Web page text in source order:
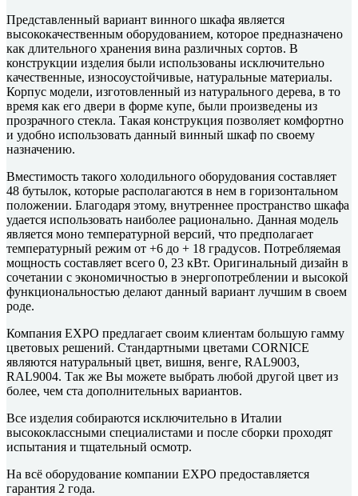
Представленный вариант винного шкафа является
высококачественным оборудованием, которое предназначено
как длительного хранения вина различных сортов. В
конструкции изделия были использованы исключительно
качественные, износоустойчивые, натуральные материалы.
Корпус модели, изготовленный из натурального дерева, в то
время как его двери в форме купе, были произведены из
прозрачного стекла. Такая конструкция позволяет комфортно
и удобно использовать данный винный шкаф по своему
назначению.
Вместимость такого холодильного оборудования составляет
48 бутылок, которые располагаются в нем в горизонтальном
положении. Благодаря этому, внутреннее пространство шкафа
удается использовать наиболее рационально. Данная модель
является моно температурной версий, что предполагает
температурный режим от +6 до + 18 градусов. Потребляемая
мощность составляет всего 0, 23 кВт. Оригинальный дизайн в
сочетании с экономичностью в энергопотреблении и высокой
функциональностью делают данный вариант лучшим в своем
роде.
Компания EXPO предлагает своим клиентам большую гамму
цветовых решений. Стандартными цветами CORNICE
являются натуральный цвет, вишня, венге, RAL9003,
RAL9004. Так же Вы можете выбрать любой другой цвет из
более, чем ста дополнительных вариантов.
Все изделия собираются исключительно в Италии
высококлассными специалистами и после сборки проходят
испытания и тщательный осмотр.
На всё оборудование компании EXPO предоставляется
гарантия 2 года.